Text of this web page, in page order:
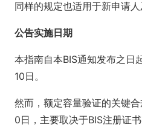
同样的规定也适用于新申请人
公告实施日期
本指南自本BIS通知发布之日
10日。
然而，额定容量验证的关键
0日，主要取决于BIS注册证书